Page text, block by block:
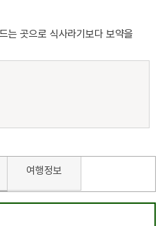
는 곳으로 식사라기보다 보약을
여행정보